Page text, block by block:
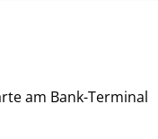
am Bank-Terminal